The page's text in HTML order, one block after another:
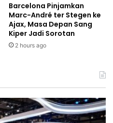
Barcelona Pinjamkan
Marc-André ter Stegen ke
Ajax, Masa Depan Sang
Kiper Jadi Sorotan
2 hours ago